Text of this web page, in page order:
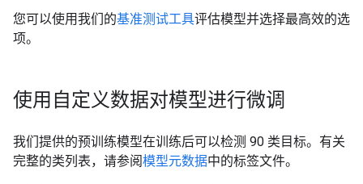
您可以使用我们的基准测试工具评估模型并选择最高效的选
项。
使用自定义数据对模型进行微调
我们提供的预训练模型在训练后可以检测 90 类目标。有关
完整的类列表，请参阅模型元数据中的标签文件。